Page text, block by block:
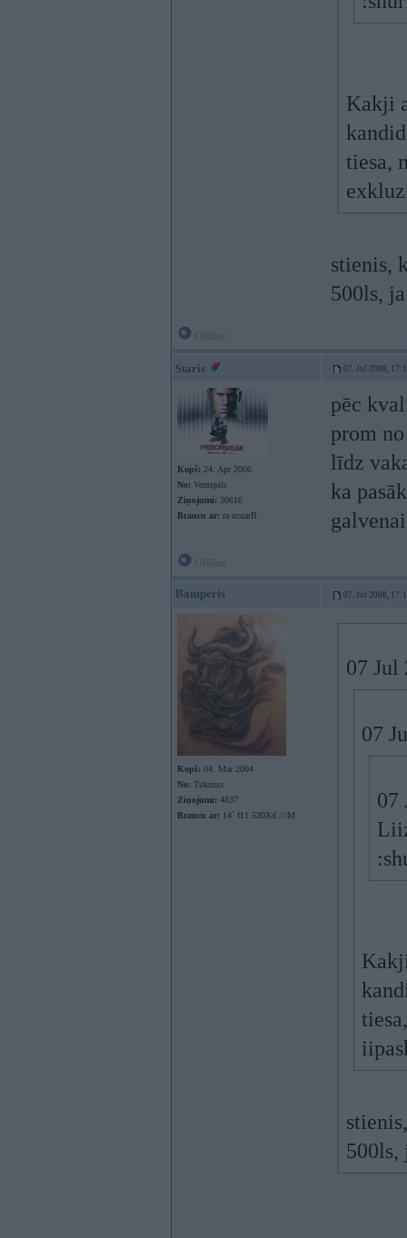
Kakji
tiesa,
stienis,
500ls,
Staris 07. Jul 2008,
Kopš: 24. Apr 2006
No: Ventspils
Ziņojumi: 30616
Braucu ar: ra ucuarB
pēc
prom
līdz
ka
Bamperis 07. Jul 2008,
Kopš: 04. Mar 2004
No: Tukums
Ziņojumi: 4837
Braucu ar: 14` f11 530Xd ///M
07 Jul
07
07
500ls,